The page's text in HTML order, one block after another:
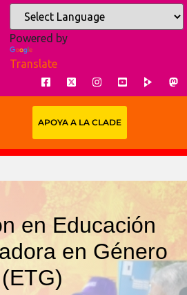
Powered by
Translate
APOYA A LA CLADE
en Educación
en Género
(ETG)